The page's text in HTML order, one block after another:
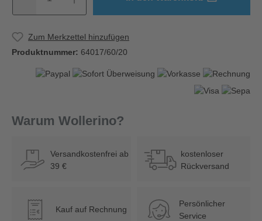
Zum Merkzettel hinzufügen
Produktnummer: 64017/60/20
Warum Wollerino?
Versandkostenfrei ab
39 €
kostenloser
Rückversand
€ Kauf auf Rechnung
Persönlicher
Service